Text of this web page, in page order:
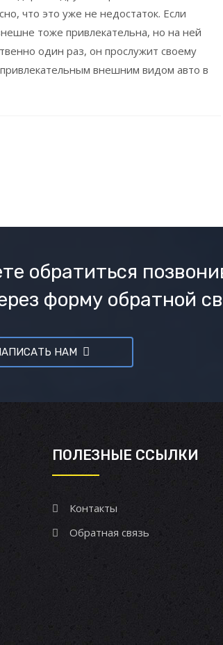
что это уже не недостаток. Если
тоже привлекательна, но на ней
один раз, он прослужит своему
внешним видом авто в
обратиться
форму обратной
НАМ
ПОЛЕЗНЫЕ ССЫЛКИ
Контакты
Обратная связь